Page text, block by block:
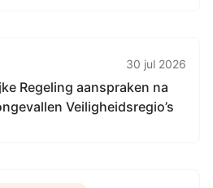
30 jul 2026
Regeling aanspraken na
Veiligheidsregio’s